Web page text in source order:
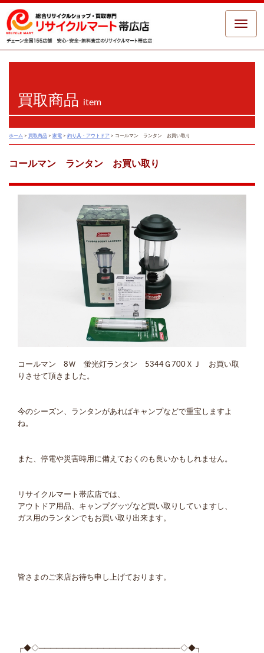
Toggle
買取商品 item
ホーム > 買取商品 > 家電 > 釣り具・アウトドア > コールマン ランタン お買い取り
コールマン ランタン お買い取り
コールマン 8Ｗ 蛍光灯ランタン 5344Ｇ700ＸＪ お買い取
りさせて頂きました。
今のシーズン、ランタンがあればキャンプなどで重宝しますよ
ね。
また、停電や災害時用に備えておくのも良いかもしれません。
リサイクルマート帯広店では、
アウトドア用品、キャンプグッヅなど買い取りしていますし、
ガス用のランタンでもお買い取り出来ます。
皆さまのご来店お待ち申し上げております。
┌◆◇────────────────────────◇◆┐